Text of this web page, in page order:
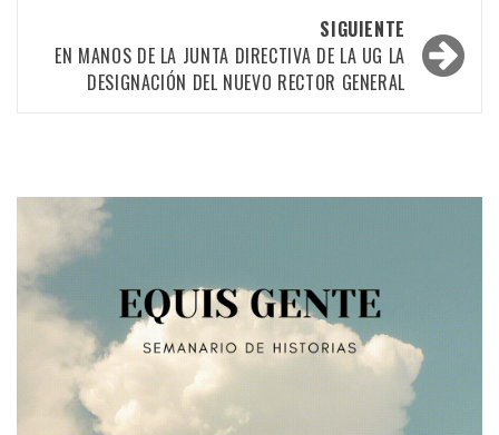
las
entradas
SIGUIENTE
EN MANOS DE LA JUNTA DIRECTIVA DE LA UG LA
DESIGNACIÓN DEL NUEVO RECTOR GENERAL